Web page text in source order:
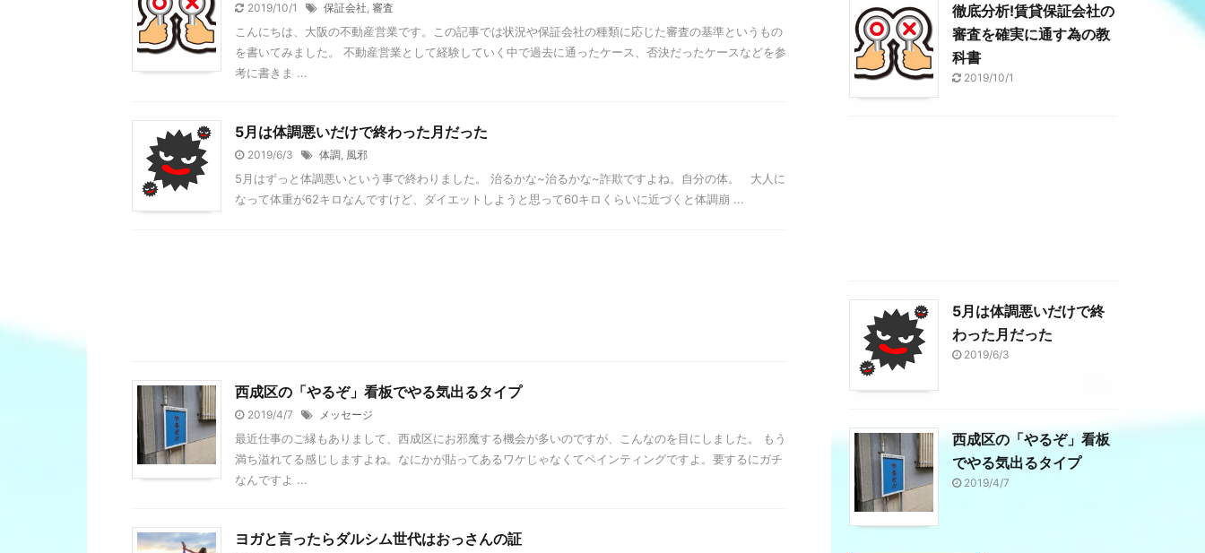
2019/10/1 保証会社, 審査
こんにちは、大阪の不動産営業です。この記事では状況や保証会社の種類に応じた審査の基準というもの
を書いてみました。 不動産営業として経験していく中で過去に通ったケース、否決だったケースなどを参
考に書きま ...
5月は体調悪いだけで終わった月だった
2019/6/3 体調, 風邪
5月はずっと体調悪いという事で終わりました。 治るかな~治るかな~詐欺ですよね。自分の体。 大人に
なって体重が62キロなんですけど、ダイエットしようと思って60キロくらいに近づくと体調崩 ...
西成区の「やるぞ」看板でやる気出るタイプ
2019/4/7 メッセージ
最近仕事のご縁もありまして、西成区にお邪魔する機会が多いのですが、こんなのを目にしました。 もう
満ち溢れてる感じしますよね。なにかが貼ってあるワケじゃなくてペインティングですよ。要するにガチ
なんですよ ...
ヨガと言ったらダルシム世代はおっさんの証
徹底分析!賃貸保証会社の
審査を確実に通す為の教
科書
2019/10/1
5月は体調悪いだけで終
わった月だった
2019/6/3
西成区の「やるぞ」看板
でやる気出るタイプ
2019/4/7